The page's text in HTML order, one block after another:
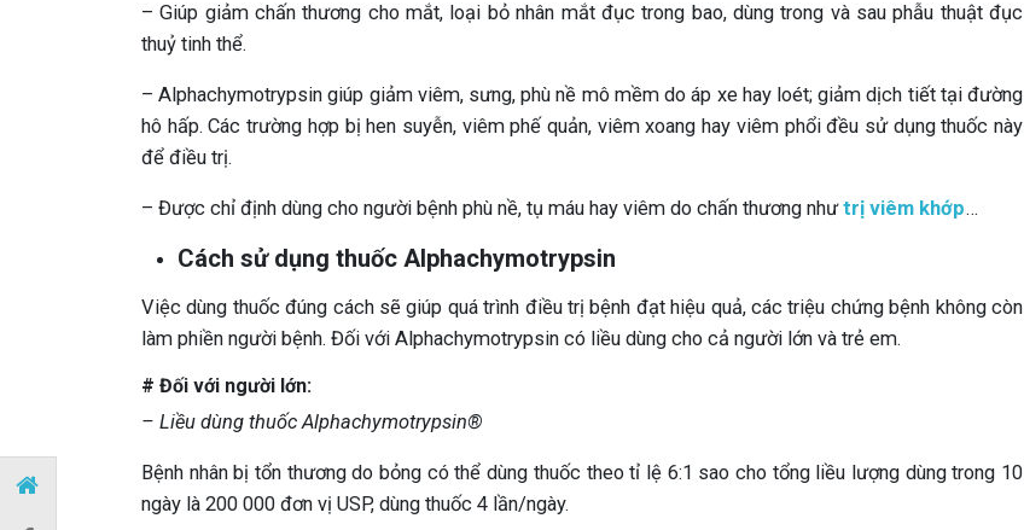
– Giúp giảm chấn thương cho mắt, loại bỏ nhân mắt đục trong bao, dùng trong và sau phẫu thuật đục
thuỷ tinh thể.
– Alphachymotrypsin giúp giảm viêm, sưng, phù nề mô mềm do áp xe hay loét; giảm dịch tiết tại đường
hô hấp. Các trường hợp bị hen suyễn, viêm phế quản, viêm xoang hay viêm phổi đều sử dụng thuốc này
để điều trị.
– Được chỉ định dùng cho người bệnh phù nề, tụ máu hay viêm do chấn thương nhưtrị viêm khớp…
Cách sử dụng thuốc Alphachymotrypsin
Việc dùng thuốc đúng cách sẽ giúp quá trình điều trị bệnh đạt hiệu quả, các triệu chứng bệnh không còn
làm phiền người bệnh. Đối với Alphachymotrypsin có liều dùng cho cả người lớn và trẻ em.
# Đối với người lớn:
– Liều dùng thuốc Alphachymotrypsin®
Bệnh nhân bị tổn thương do bỏng có thể dùng thuốc theo tỉ lệ 6:1 sao cho tổng liều lượng dùng trong 10
ngày là 200 000 đơn vị USP, dùng thuốc 4 lần/ngày.